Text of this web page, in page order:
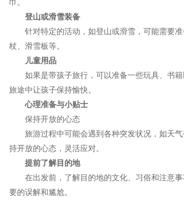
巾。
登山或滑雪装备
针对特定的活动，如登山或滑雪，可能需要
杖、滑雪板等。
儿童用品
如果是带孩子旅行，可以准备一些玩具、书
旅途中让孩子保持愉快。
心理准备与小贴士
保持开放的心态
旅游过程中可能会遇到各种突发状况，如天
持开放的心态，灵活应对。
提前了解目的地
在出发前，了解目的地的文化、习俗和注意
要的误解和尴尬。